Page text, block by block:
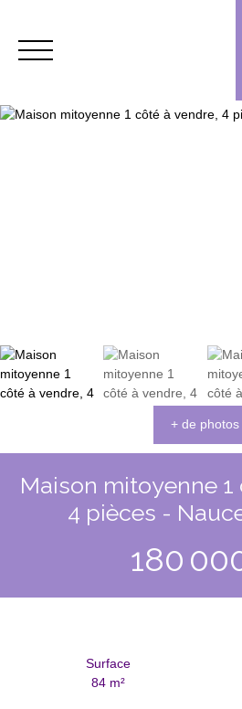
+ de photos
Maison mitoyenne 1
4 pièces -
180
Surface
84 m²